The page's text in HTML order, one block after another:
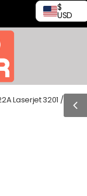
$
USD
Laserjet 3201 /